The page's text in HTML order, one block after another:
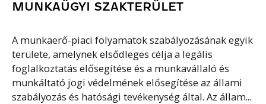
MUNKAÜGYI SZAKTERÜLET
A munkaerő-piaci folyamatok szabályozásának egyik
területe, amelynek elsődleges célja a legális
foglalkoztatás elősegítése és a munkavállaló és
munkáltató jogi védelmének elősegítése az állami
szabályozás és hatósági tevékenység által. Az állam...